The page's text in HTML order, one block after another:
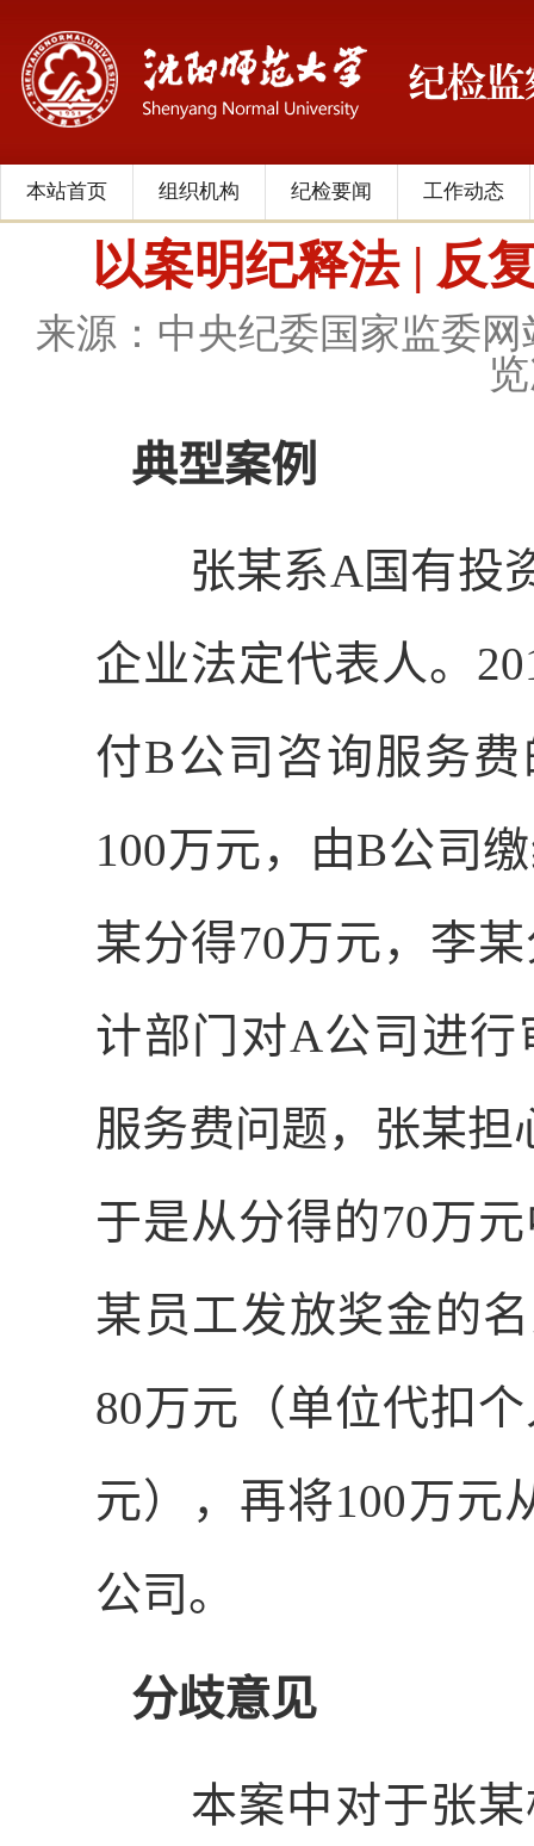
本站首页 组织机构 纪检要闻 工作动态
以案明纪释法 | 反
来源：中央纪委国家监委网
典型案例
张某系A 国有投
企业法定代表人。
付B公司咨询服务
100万元，由B公司
某分得70万元，李
计部门对A公司进行
服务费问题，张某担
于是从分得的70万
某员工发放奖金的
80万元（单位代扣
元），再将100万元
公司。
分歧意见
本案中对于张某